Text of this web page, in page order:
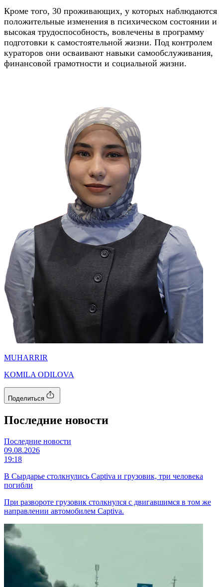
Кроме того, 30 проживающих, у которых наблюдаются
положительные изменения в психическом состоянии и
высокая трудоспособность, вовлечены в программу
подготовки к самостоятельной жизни. Под контролем
кураторов они осваивают навыки самообслуживания,
финансовой грамотности и социальной жизни.
MUHARRIR
KOMILA ODILOVA
Поделиться
Последние новости
Последние новости
09.08.2026
19:18
В Сырдарье столкнулись Captiva и грузовик, три человека
погибли
При развороте грузовик столкнулся с двигавшимся в том же
направлении автомобилем Captiva.